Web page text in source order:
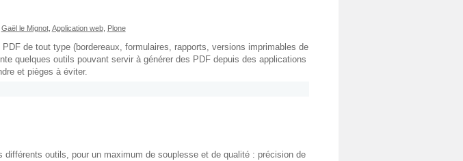
Gaël le Mignot, Application web, Plone
de tout type (bordereaux, formulaires, rapports, versions imprimables de
quelques outils pouvant servir à générer des PDF depuis des applications
et pièges à éviter.
outils, pour un maximum de souplesse et de qualité : précision de